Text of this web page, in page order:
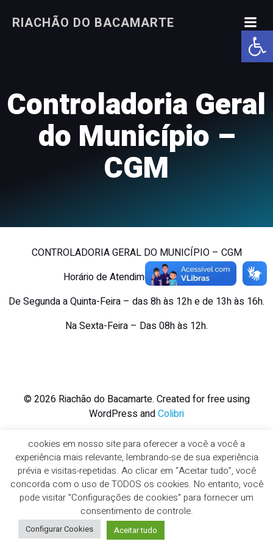
Abrir
para
RIACHÃO DO BACAMARTE
Controladoria Geral
do Município –
CGM
CONTROLADORIA GERAL DO MUNICÍPIO – CGM
Horário de Atendimento ao Público
De Segunda a Quinta-Feira – das 8h às 12h e de 13h às 16h.
Na Sexta-Feira – Das 08h às 12h.
© 2026 Riachão do Bacamarte. Created for free using
WordPress andColibri
cookies em nosso site para oferecer a você a você a
experiência mais relevante, lembrando-se de sua experiência
prévia e visitas-repetidas. Ao clicar em “Aceitar tudo”, você
concorda com o uso de TODOS os cookies. No entanto, você
pode visitar "Configurações de cookies" para fornecer um
consentimento de controle.
Configurar Cookies Aceitar tudo